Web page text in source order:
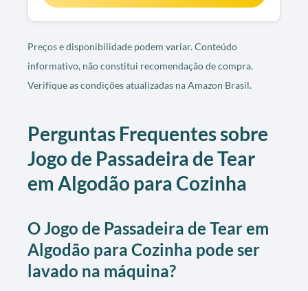
Preços e disponibilidade podem variar. Conteúdo
informativo, não constitui recomendação de compra.
Verifique as condições atualizadas na Amazon Brasil.
Perguntas Frequentes sobre
Jogo de Passadeira de Tear
em Algodão para Cozinha
O Jogo de Passadeira de Tear em
Algodão para Cozinha pode ser
lavado na máquina?